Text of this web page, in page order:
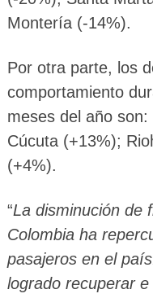
Montería (-14%).
Por otra parte, los
comportamiento
meses del año
Cúcuta (+13%);
(+4%).
“La disminución de
Colombia ha
pasajeros en el
logrado recuperar